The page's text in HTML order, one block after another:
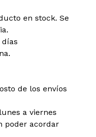
en stock. Se
días
de los envíos
a viernes
poder acordar